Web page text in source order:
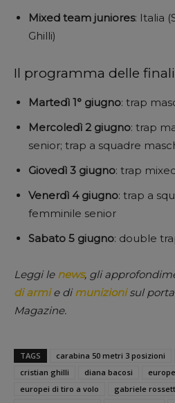
Mixed team juniores: Italia
Ghilli)
Il programma delle
Martedì 1° giugno: trap
Mercoledì 2 giugno: trap
senior; trap a squadre
Giovedì 3 giugno: trap
Venerdì 4 giugno: trap a
femminile senior
Sabato 5 giugno: double
Leggi le news, gli
di armie dimunizionisul
Magazine.
TAGS carabina 50 metri 3 posizioni
cristian ghilli
diana bacosi
europei di tiro a volo
gabriele